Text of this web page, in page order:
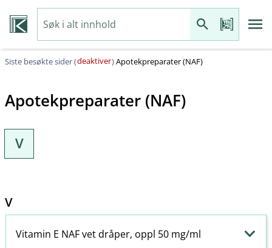
Siste besøkte sider (deaktiver)Apotekpreparater (NAF)
Apotekpreparater (NAF)
V
V
Vitamin E NAF vet dråper, oppl 50 mg/ml